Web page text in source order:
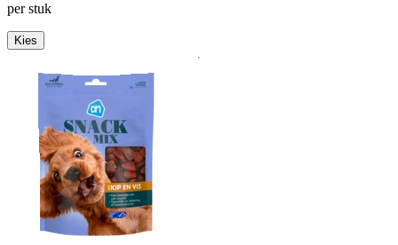
per stuk
Kies